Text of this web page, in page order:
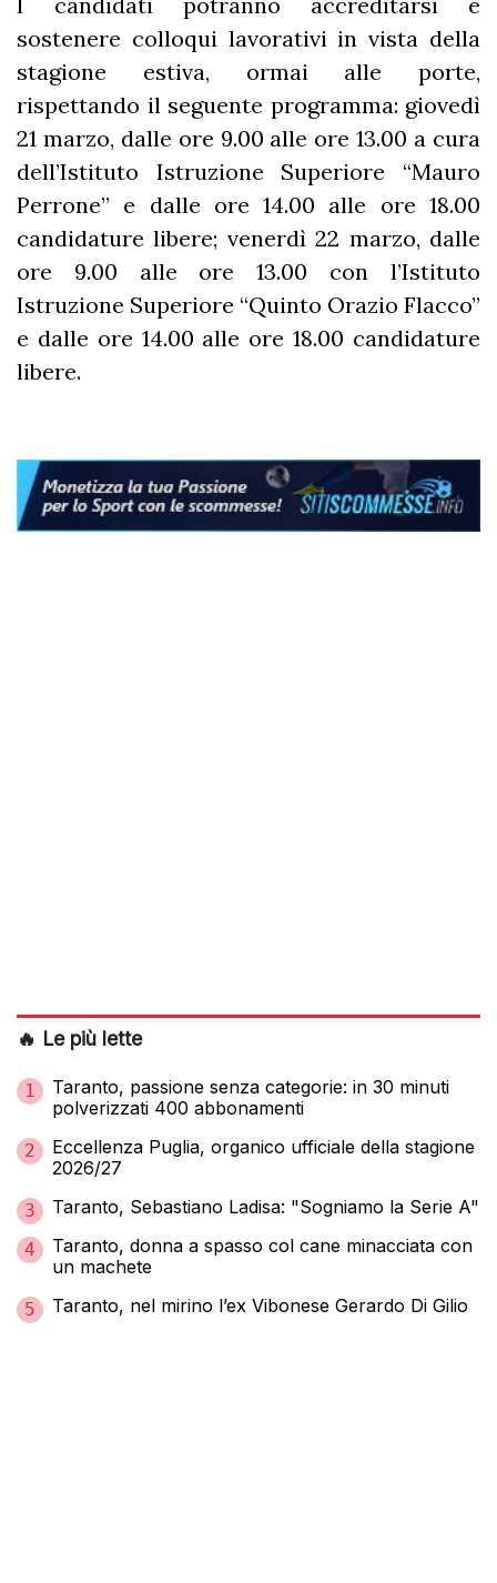
sostenere colloqui lavorativi in vista della
stagione estiva, ormai alle porte,
rispettando il seguente programma: giovedì
21 marzo, dalle ore 9.00 alle ore 13.00 a cura
dell’Istituto Istruzione Superiore “Mauro
Perrone” e dalle ore 14.00 alle ore 18.00
candidature libere; venerdì 22 marzo, dalle
ore 9.00 alle ore 13.00 con l’Istituto
Istruzione Superiore “Quinto Orazio Flacco”
e dalle ore 14.00 alle ore 18.00 candidature
libere.
🔥 Le più lette
1
Taranto, passione senza categorie: in 30 minuti
polverizzati 400 abbonamenti
2
Eccellenza Puglia, organico ufficiale della stagione
2026/27
3 Taranto, Sebastiano Ladisa: "Sogniamo la Serie A"
4
Taranto, donna a spasso col cane minacciata con
un machete
5 Taranto, nel mirino l’ex Vibonese Gerardo Di Gilio